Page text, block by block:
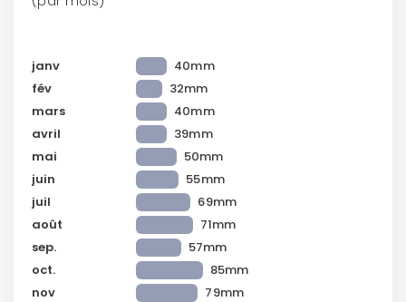
janv
40mm
fév
32mm
mars
40mm
avril
39mm
mai
50mm
juin
55mm
juil
69mm
août
71mm
sep.
57mm
oct.
85mm
nov
79mm